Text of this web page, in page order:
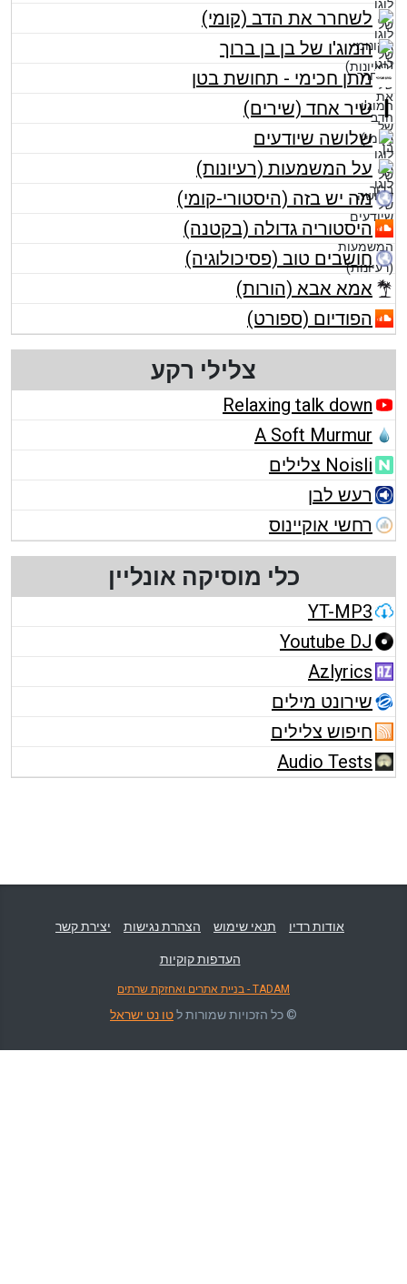
לשחרר את הדב (קומי)
המוג'ו של בן בן ברוך
מתן חכימי - תחושת בטן
שיר אחד (שירים)
שלושה שיודעים
על המשמעות (רעיונות)
מה יש בזה (היסטורי-קומי)
היסטוריה גדולה (בקטנה)
חושבים טוב (פסיכולוגיה)
אמא אבא (הורות)
הפודיום (ספורט)
צלילי רקע
Relaxing talk down
A Soft Murmur
Noisli צלילים
רעש לבן
רחשי אוקיינוס
כלי מוסיקה אונליין
YT-MP3
Youtube DJ
Azlyrics
שירונט מילים
חיפוש צלילים
Audio Tests
אודות רדיו תנאי שימוש הצהרת נגישות יצירת קשר
העדפות קוקיות
TADAM - בניית אתרים ואחזקת שרתים
© כל הזכויות שמורות לטו נט ישראל